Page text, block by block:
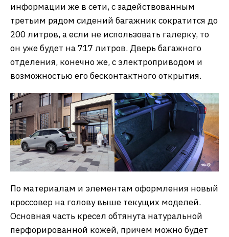
информации же в сети, с задействованным
третьим рядом сидений багажник сократится до
200 литров, а если не использовать галерку, то
он уже будет на 717 литров. Дверь багажного
отделения, конечно же, с электроприводом и
возможностью его бесконтактного открытия.
По материалам и элементам оформления новый
кроссовер на голову выше текущих моделей.
Основная часть кресел обтянута натуральной
перфорированной кожей, причем можно будет